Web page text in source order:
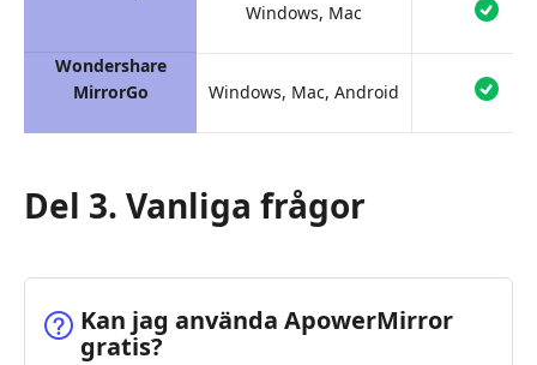
Wondershare
MirrorGo
Windows, Mac
Windows, Mac, Android
Del 3. Vanliga frågor
Kan jag använda ApowerMirror
gratis?